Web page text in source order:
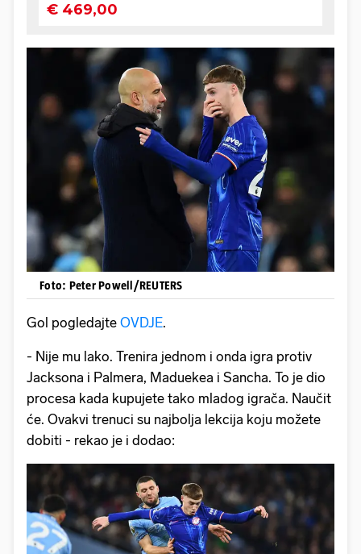
Foto: Peter Powell/REUTERS
Gol pogledajte OVDJE.
- Nije mu lako. Trenira jednom i onda igra protiv
Jacksona i Palmera, Maduekea i Sancha. To je dio
procesa kada kupujete tako mladog igrača. Naučit
će. Ovakvi trenuci su najbolja lekcija koju možete
dobiti - rekao je i dodao: